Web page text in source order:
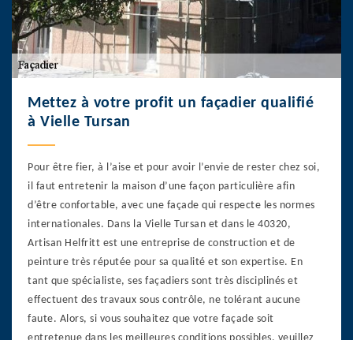
Mettez à votre profit un façadier qualifié
à Vielle Tursan
Pour être fier, à l’aise et pour avoir l’envie de rester chez soi,
il faut entretenir la maison d’une façon particulière afin
d’être confortable, avec une façade qui respecte les normes
internationales. Dans la Vielle Tursan et dans le 40320,
Artisan Helfritt est une entreprise de construction et de
peinture très réputée pour sa qualité et son expertise. En
tant que spécialiste, ses façadiers sont très disciplinés et
effectuent des travaux sous contrôle, ne tolérant aucune
faute. Alors, si vous souhaitez que votre façade soit